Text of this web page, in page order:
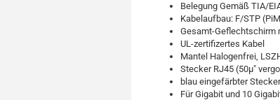
Belegung Gemäß TIA/
Kabelaufbau: F/STP
Gesamt-Geflechtschirm
UL-zertifizertes Kabel
Mantel Halogenfrei,
Stecker RJ45 (50µ"
blau eingefärbter
Für Gigabit und 10